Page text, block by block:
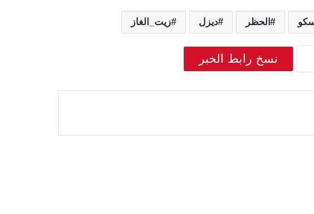
الحظر ديزل زيت_الغاز
نسخ رابط الخبر